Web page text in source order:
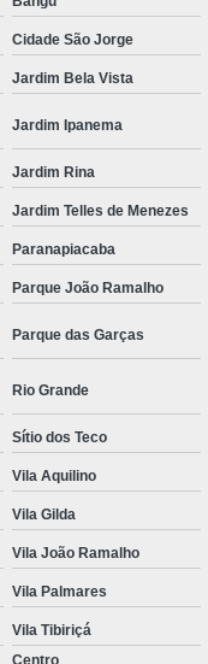
Cidade São Jorge
Jardim Bela Vista
Jardim Ipanema
Jardim Rina
Jardim Telles de Menezes
Paranapiacaba
Parque João Ramalho
Parque das Garças
Rio Grande
Sítio dos Teco
Vila Aquilino
Vila Gilda
Vila João Ramalho
Vila Palmares
Vila Tibiriçá
Centro